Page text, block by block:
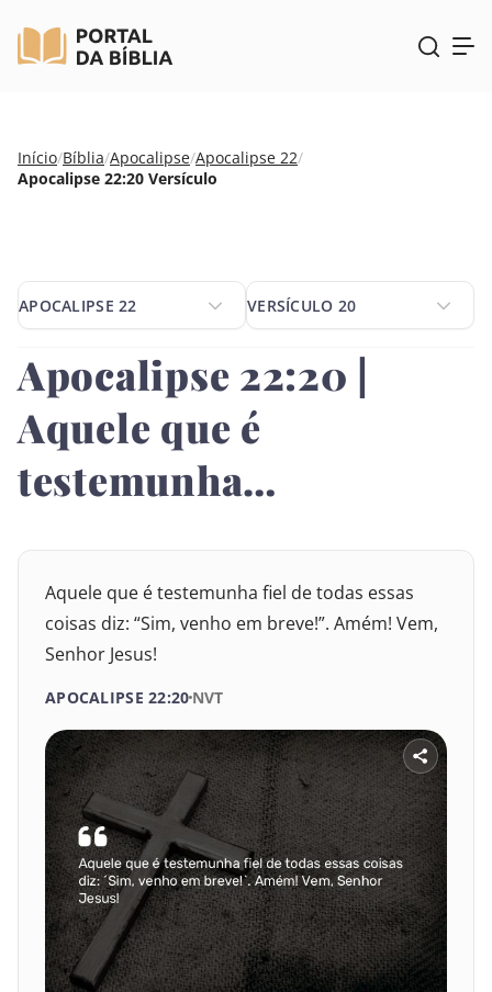
Pular
para
Início/Bíblia/Apocalipse/Apocalipse 22/
Apocalipse 22:20 Versículo
APOCALIPSE 22
VELHO TESTAMENTO
Gênesis
Êxodo
Levítico
VERSÍCULO 20
SELECIONE O VERSÍCULO
1 2 3 4 5 6
7 8 9 10 11 12
13 14 15 16 17 18
19 20 21
Apocalipse 22:20 |
Aquele que é
testemunha…
Aquele que é testemunha fiel de todas essas
coisas diz: “Sim, venho em breve!”. Amém! Vem,
Senhor Jesus!
APOCALIPSE 22:20NVT